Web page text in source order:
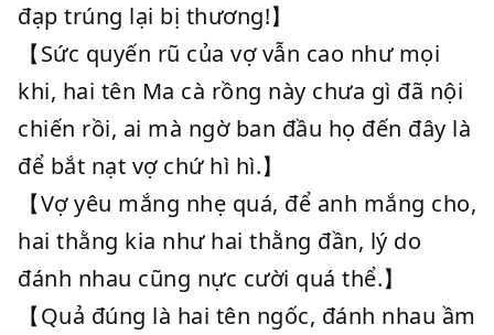
đạp trúng lại bị thương!】
【Sức quyến rũ của vợ vẫn cao như mọi
khi, hai tên Ma cà rồng này chưa gì đã nội
chiến rồi, ai mà ngờ ban đầu họ đến đây là
để bắt nạt vợ chứ hì hì.】
【Vợ yêu mắng nhẹ quá, để anh mắng cho,
hai thằng kia như hai thằng đần, lý do
đánh nhau cũng nực cười quá thể.】
【Quả đúng là hai tên ngốc, đánh nhau ầm